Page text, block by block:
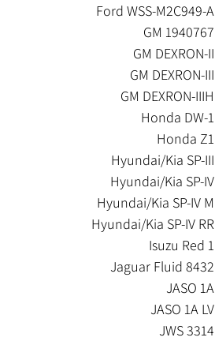
Ford WSS-M2C949-A
GM 1940767
GM DEXRON-II
GM DEXRON-III
GM DEXRON-IIIH
Honda DW-1
Honda Z1
Hyundai/Kia SP-III
Hyundai/Kia SP-IV
Hyundai/Kia SP-IV M
Hyundai/Kia SP-IV RR
Isuzu Red 1
Jaguar Fluid 8432
JASO 1A
JASO 1A LV
JWS 3314